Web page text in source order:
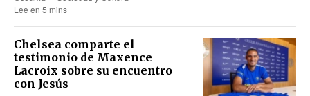
Lee en 5 mins
Chelsea comparte el
testimonio de Maxence
Lacroix sobre su encuentro
con Jesús